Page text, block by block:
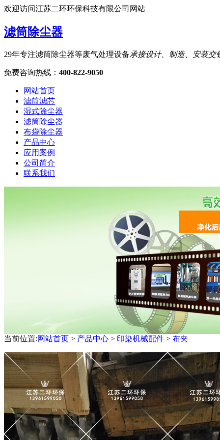
欢迎访问江苏二环环保科技有限公司网站
滤筒除尘器
29年专注滤筒除尘器等废气处理设备承接设计、制造、安装交
免费咨询热线 ： 400-822-9050
网站首页
滤筒滤芯
湿式除尘器
滤筒除尘器
布袋除尘器
产品中心
应用案例
公司简介
联系我们
当前位置:网站首页 > 产品中心 > 印染机械配件 > 布夹